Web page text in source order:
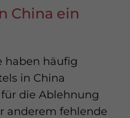
China ein
haben häufig
in China
die Ablehnung
anderem fehlende